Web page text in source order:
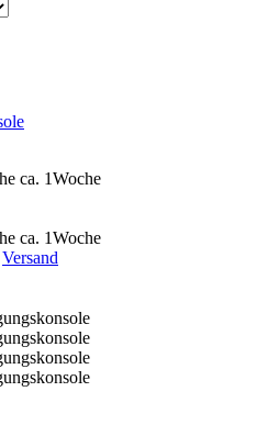
ca. 1Woche
ca. 1Woche
Versand